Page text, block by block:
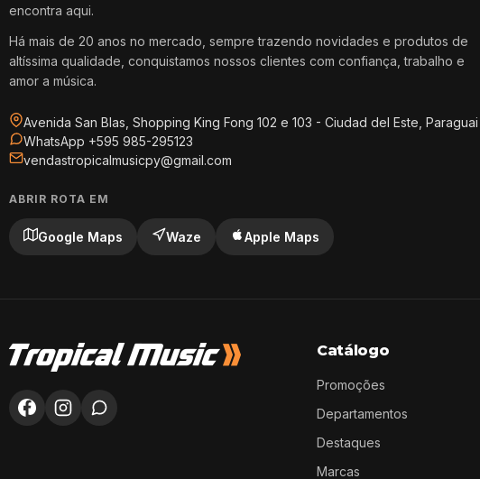
encontra aqui.
Há mais de 20 anos no mercado, sempre trazendo novidades e produtos de
altíssima qualidade, conquistamos nossos clientes com confiança, trabalho e
amor a música.
Avenida San Blas, Shopping King Fong 102 e 103 - Ciudad del Este, Paraguai
WhatsApp +595 985-295123
vendastropicalmusicpy@gmail.com
ABRIR ROTA EM
Google Maps Waze Apple Maps
Catálogo
Promoções
Departamentos
Destaques
Marcas